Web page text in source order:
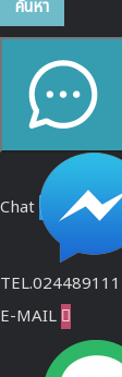
ค้นหา
Chat
TEL.024489111
E-MAIL 